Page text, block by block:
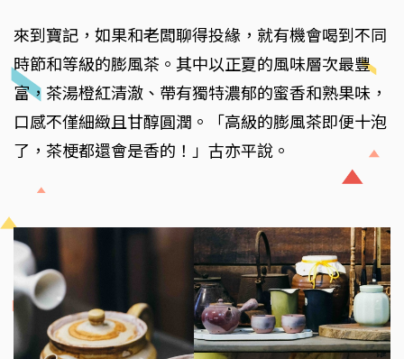
來到寶記，如果和老闆聊得投緣，就有機會喝到不同
時節和等級的膨風茶。其中以正夏的風味層次最豐
富，茶湯橙紅清澈、帶有獨特濃郁的蜜香和熟果味，
口感不僅細緻且甘醇圓潤。「高級的膨風茶即便十泡
了，茶梗都還會是香的！」古亦平說。